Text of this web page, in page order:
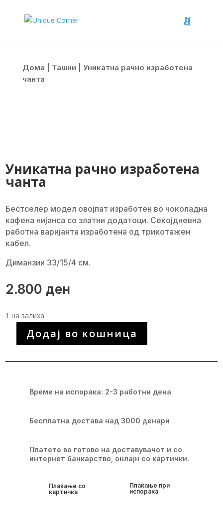
Дома Ташни | Уникатна рачно изработена
чанта
Уникатна рачно изработена
чанта
Бестселер модел овојпат изработен во чоколадна
кафена нијанса со златни додатоци. Секојдневна
работна варијанта изработена од трикотажен
кабел.
Диманзии 33/15/4 см.
2.800 ден
1 на залиха
Уникатна
изработена
Додај во кошница
Време на испорака: 2-3 работни дена
Бесплатна достава над 3000 денари
Платете во готово на доставувачот и со
интернет банкарство, онлајн со картички.
Плаќање со
картичка
Плаќање при
испорака